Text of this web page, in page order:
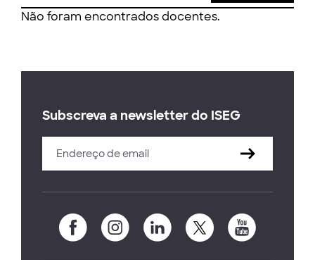
Não foram encontrados docentes.
Subscreva a newsletter do ISEG